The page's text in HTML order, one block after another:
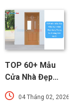
TOP 60+ Mẫu
Cửa Nhà Đẹp
Hiện Đại, Sang
Trọng Xu
04 Tháng 02, 2026